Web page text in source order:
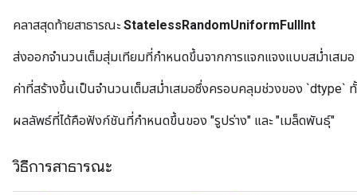
คลาสสุดท้ายสาธารณะStatelessRandomUniformFullInt
ส่งออกจำนวนเต็มสุ่มเทียมที่กำหนดขึ้นจากการแจกแจงแบบสม่ำเสมอ
ค่าที่สร้างขึ้นเป็นจำนวนเต็มสม่ำเสมอซึ่งครอบคลุมช่วงของ `dtype`
ผลลัพธ์ที่ได้คือฟังก์ชันที่กำหนดขึ้นของ "รูปร่าง" และ "เมล็ดพันธุ์"
วิธีการสาธารณะ